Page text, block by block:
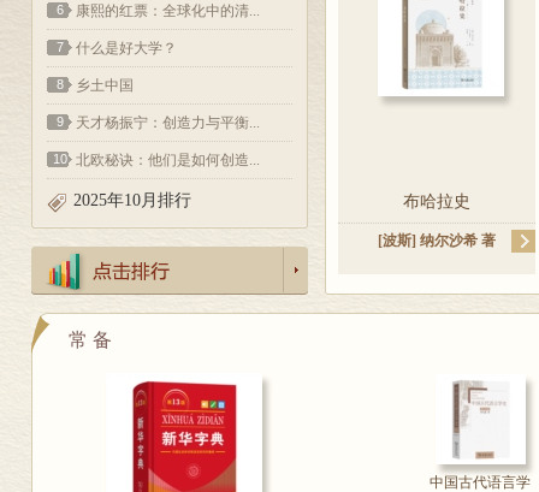
6 康熙的红票：全球化中的清...
7 什么是好大学？
8 乡土中国
9 天才杨振宁：创造力与平衡...
10 北欧秘诀：他们是如何创造...
2025年10月排行 布哈拉史
[波斯] 纳尔沙希 著
常 备
中国古代语言学